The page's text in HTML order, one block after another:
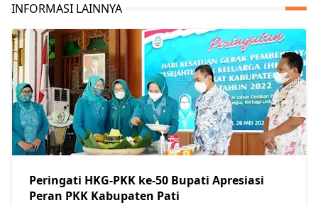
INFORMASI LAINNYA
Peringati HKG-PKK ke-50 Bupati Apresiasi
Peran PKK Kabupaten Pati